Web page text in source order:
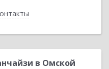
в Омской